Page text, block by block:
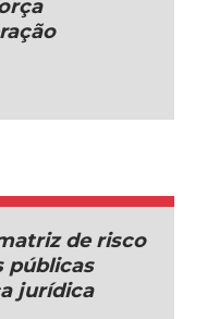
de risco
públicas
jurídica